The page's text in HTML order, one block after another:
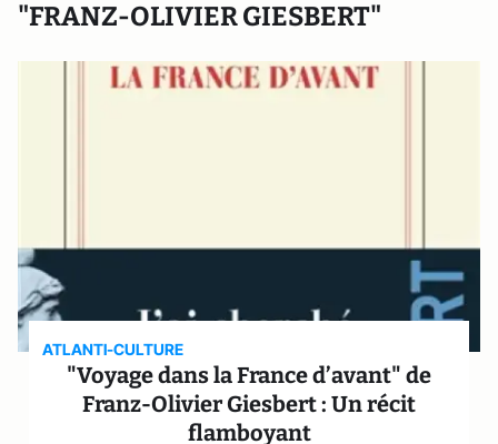
"FRANZ-OLIVIER GIESBERT"
ATLANTI-CULTURE
"Voyage dans la France d’avant" de
Franz-Olivier Giesbert : Un récit
flamboyant